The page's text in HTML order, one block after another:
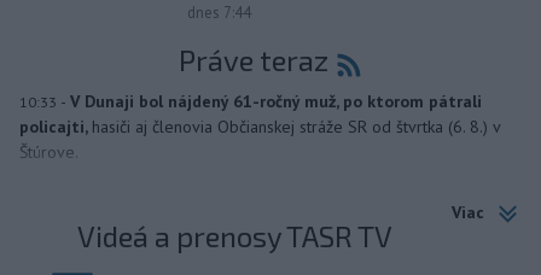
dnes 7:44
Práve teraz
10:33 - V Dunaji bol nájdený 61-ročný muž, po ktorom pátrali
policajti, hasiči aj členovia Občianskej stráže SR od štvrtka (6. 8.) v
Štúrove.
Viac
Videá a prenosy TASR TV